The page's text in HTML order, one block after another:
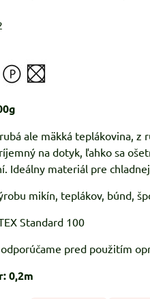
ale mäkká teplákovina,
na dotyk, ľahko sa
Ideálny materiál pre
mikín, teplákov, búnd,
Standard 100
pred použitím
0,2m